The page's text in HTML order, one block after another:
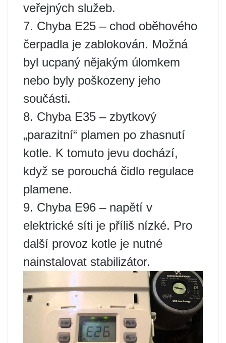
veřejných služeb.
7. Chyba E25 – chod oběhového
čerpadla je zablokován. Možná
byl ucpaný nějakým úlomkem
nebo byly poškozeny jeho
součásti.
8. Chyba E35 – zbytkový
„parazitní“ plamen po zhasnutí
kotle. K tomuto jevu dochází,
když se porouchá čidlo regulace
plamene.
9. Chyba E96 – napětí v
elektrické síti je příliš nízké. Pro
další provoz kotle je nutné
nainstalovat stabilizátor.